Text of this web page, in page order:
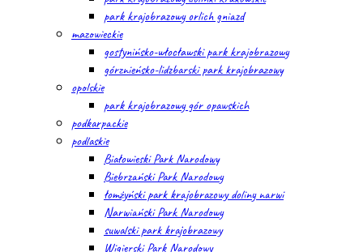
park krajobrazowy orlich gniazd
mazowieckie
gostynińsko-włocławski park krajobrazowy
górznieńsko-lidzbarski park krajobrazowy
opolskie
park krajobrazowy gór opawskich
podkarpackie
podlaskie
Białowieski Park Narodowy
Biebrzański Park Narodowy
łomżyński park krajobrazowy doliny narwi
Narwiański Park Narodowy
suwalski park krajobrazowy
Wigierski Park Narodowy